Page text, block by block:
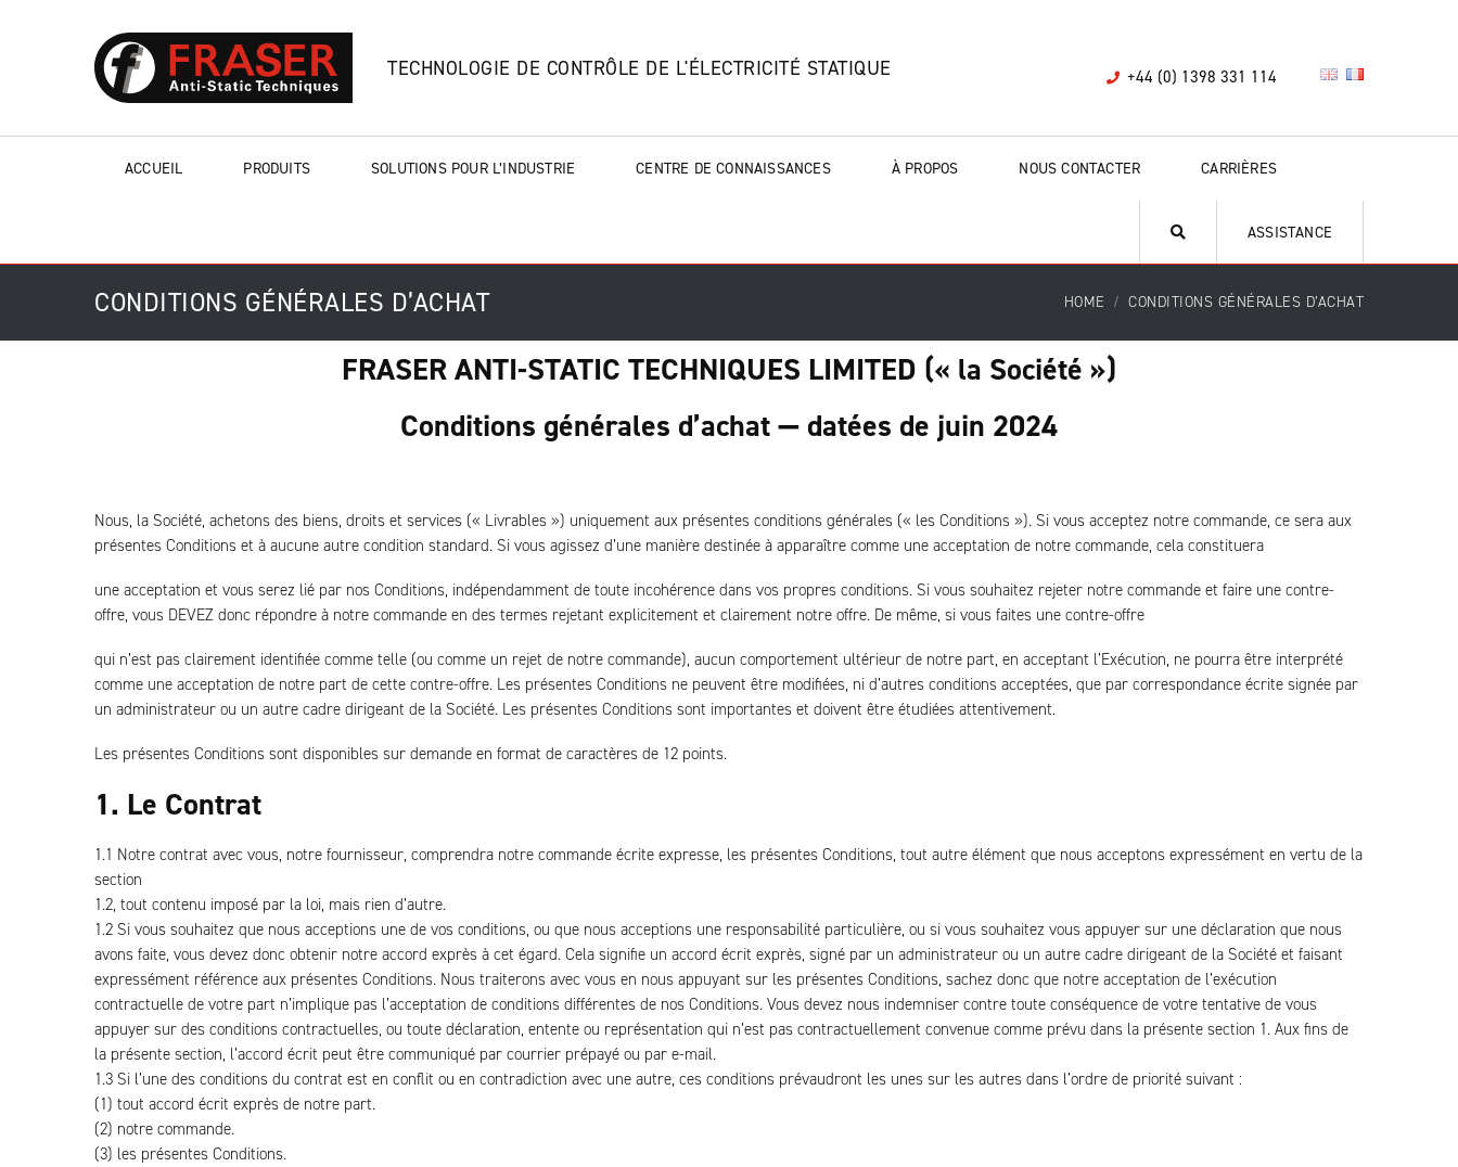
+44 (0) 1398 331 114
TECHNOLOGIE DE CONTRÔLE DE L'ÉLECTRICITÉ STATIQUE
ACCUEIL PRODUITS SOLUTIONS POUR L’INDUSTRIE CENTRE DE CONNAISSANCES À PROPOS NOUS CONTACTER CARRIÈRES
ASSISTANCE
CONDITIONS GÉNÉRALES D’ACHAT HOME CONDITIONS GÉNÉRALES D’ACHAT
FRASER ANTI-STATIC TECHNIQUES LIMITED (« la Société »)
Conditions générales d’achat — datées de juin 2024
Nous, la Société, achetons des biens, droits et services (« Livrables ») uniquement aux présentes conditions générales (« les Conditions »). Si vous acceptez notre commande, ce sera aux
présentes Conditions et à aucune autre condition standard. Si vous agissez d’une manière destinée à apparaître comme une acceptation de notre commande, cela constituera
une acceptation et vous serez lié par nos Conditions, indépendamment de toute incohérence dans vos propres conditions. Si vous souhaitez rejeter notre commande et faire une contre-
offre, vous DEVEZ donc répondre à notre commande en des termes rejetant explicitement et clairement notre offre. De même, si vous faites une contre-offre
qui n’est pas clairement identifiée comme telle (ou comme un rejet de notre commande), aucun comportement ultérieur de notre part, en acceptant l’Exécution, ne pourra être interprété
comme une acceptation de notre part de cette contre-offre. Les présentes Conditions ne peuvent être modifiées, ni d’autres conditions acceptées, que par correspondance écrite signée par
un administrateur ou un autre cadre dirigeant de la Société. Les présentes Conditions sont importantes et doivent être étudiées attentivement.
Les présentes Conditions sont disponibles sur demande en format de caractères de 12 points.
1. Le Contrat
1.1 Notre contrat avec vous, notre fournisseur, comprendra notre commande écrite expresse, les présentes Conditions, tout autre élément que nous acceptons expressément en vertu de la
section
1.2, tout contenu imposé par la loi, mais rien d’autre.
1.2 Si vous souhaitez que nous acceptions une de vos conditions, ou que nous acceptions une responsabilité particulière, ou si vous souhaitez vous appuyer sur une déclaration que nous
avons faite, vous devez donc obtenir notre accord exprès à cet égard. Cela signifie un accord écrit exprès, signé par un administrateur ou un autre cadre dirigeant de la Société et faisant
expressément référence aux présentes Conditions. Nous traiterons avec vous en nous appuyant sur les présentes Conditions, sachez donc que notre acceptation de l’exécution
contractuelle de votre part n’implique pas l’acceptation de conditions différentes de nos Conditions. Vous devez nous indemniser contre toute conséquence de votre tentative de vous
appuyer sur des conditions contractuelles, ou toute déclaration, entente ou représentation qui n’est pas contractuellement convenue comme prévu dans la présente section 1. Aux fins de
la présente section, l’accord écrit peut être communiqué par courrier prépayé ou par e-mail.
1.3 Si l’une des conditions du contrat est en conflit ou en contradiction avec une autre, ces conditions prévaudront les unes sur les autres dans l’ordre de priorité suivant :
(1) tout accord écrit exprès de notre part.
(2) notre commande.
(3) les présentes Conditions.